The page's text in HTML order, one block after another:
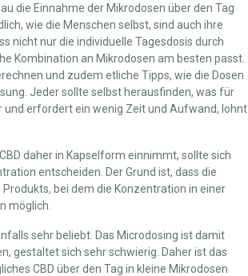
die Einnahme der Mikrodosen über den Tag
wie die Menschen selbst, sind auch ihre
nicht nur die individuelle Tagesdosis durch
Kombination an Mikrodosen am besten passt.
und zudem etliche Tipps, wie die Dosen
Jeder sollte selbst herausfinden, was für
und erfordert ein wenig Zeit und Aufwand, lohnt
daher in Kapselform einnimmt, sollte sich
entscheiden. Der Grund ist, dass die
bei dem die Konzentration in einer
möglich.
sehr beliebt. Das Microdosing ist damit
gestaltet sich sehr schwierig. Daher ist das
CBD über den Tag in kleine Mikrodosen